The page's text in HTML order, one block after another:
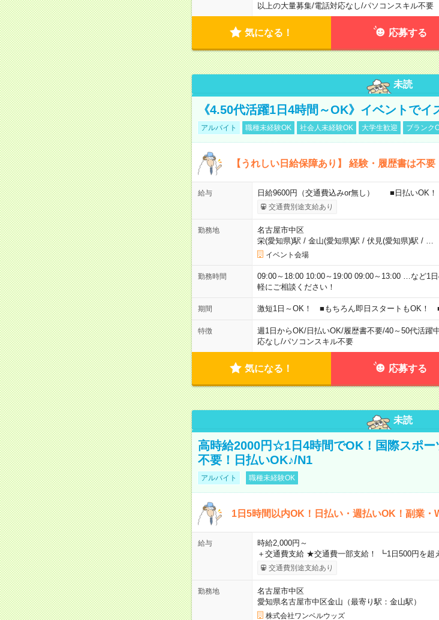
以上の大量募集/電話対応なし/パソコンスキル不要
気になる！ 応募する
未読
《4.50代活躍1日4時間～OK》イベントで
アルバイト 職種未経験OK 社会人未経験OK 大学生歓迎 ブランク
【うれしい日給保障あり】 経験・履歴書は不
給与 日給9600円（交通費込みor無し） ■日払いOK
交通費別途支給あり
勤務地
名古屋市中区
栄(愛知県)駅 / 金山(愛知県)駅 / 伏見(愛知県)駅 /
イベント会場
勤務時間
09:00～18:00 10:00～19:00 09:00～13:00 …など1
軽にご相談ください！
期間 激短1日～OK！ ■もちろん即日スタートもOK！
特徴 週1日からOK/日払いOK/履歴書不要/40～50代活躍
応なし/パソコンスキル不要
気になる！ 応募する
未読
高時給2000円☆1日4時間でOK！国際スポ
不要！日払いOK♪/N1
アルバイト 職種未経験OK
1日5時間以内OK！日払い・週払いOK！副業・
給与
時給2,000円～
＋交通費支給 ★交通費一部支給！ ┗1日500円を超
交通費別途支給あり
勤務地
名古屋市中区
愛知県名古屋市中区金山（最寄り駅：金山駅）
株式会社ワンベルウッズ